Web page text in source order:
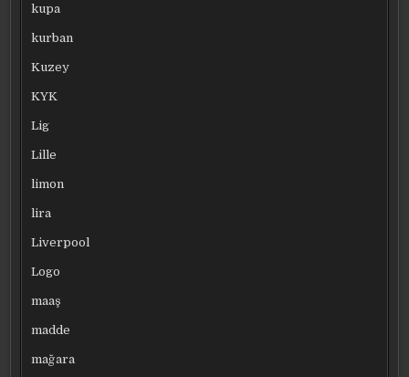
kupa
kurban
Kuzey
KYK
Lig
Lille
limon
lira
Liverpool
Logo
maaş
madde
mağara